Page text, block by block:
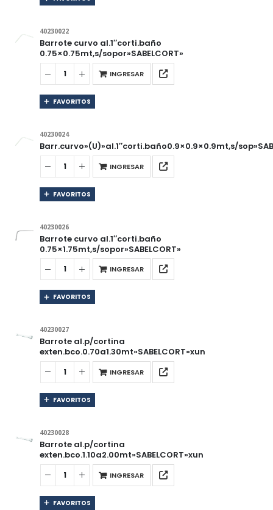
40230022
Barrote curvo al.1″corti.baño
0.75×0.75mt,s/sopor»SABELCORT»
INGRESAR
FAVORITOS
40230024
Barr.curvo»(U)»al.1″corti.baño0.9×0.9×0.9mt,s/
INGRESAR
FAVORITOS
40230026
Barrote curvo al.1″corti.baño
0.75×1.75mt,s/sopor»SABELCORT»
INGRESAR
FAVORITOS
40230027
Barrote al.p/cortina
exten.bco.0.70a1.30mt»SABELCORT»xun
INGRESAR
FAVORITOS
40230028
Barrote al.p/cortina
exten.bco.1.10a2.00mt»SABELCORT»xun
INGRESAR
FAVORITOS